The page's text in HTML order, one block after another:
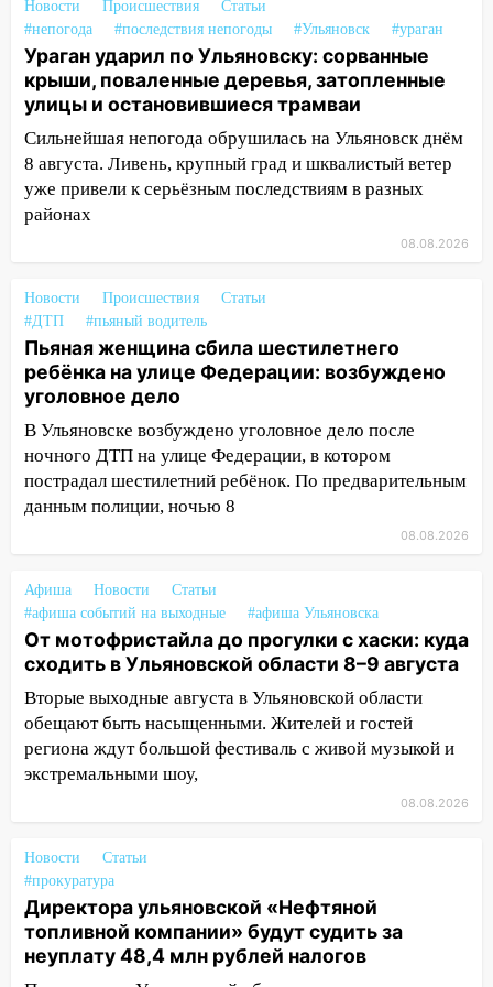
строящегося дома
13:54 В мэрии Ульяновска рассказали,
как устраняют последствия мощного
шторма
13:49 Стихия продолжает крушить
Ульяновск: дерево рухнуло на дом на
Орджоникидзе
13:46
Сильный ветер сорвал крышу с
СТО на проспекте Созидателей
13:35 Непогода продолжает бить по
транспорту: в Ульяновске трамвай
сошёл с рельсов
13:22 Упавшие деревья перекрыли
дороги в Ульяновске: фото
13:17 Непогода в Ульяновске не
13:15 Трижды «брал в долг» без спроса:
житель Вешкаймского района похитил у
знакомого 191 тысячу рублей
13:14 Ураган оторвал светофор на
проспекте Филатова в Ульяновске
13:12
Дерево пробило крышу дома на
Новгородской в Ульяновске и рухнуло
13:10
В Заволжском районе дерево
упало во дворе
13:08 Ураган ударил по Ульяновску:
сорванные крыши, поваленные деревья,
затопленные улицы и остановившиеся
Новости Происшествия
Статьи
#непогода
#последствия непогоды #Ульяновск #ураган
Ураган ударил по Ульяновску: сорванные
крыши, поваленные деревья, затопленные
улицы и остановившиеся трамваи
Сильнейшая непогода обрушилась на Ульяновск днём
8 августа. Ливень, крупный град и шквалистый ветер
уже привели к серьёзным последствиям в разных
районах
08.08.2026
Новости Происшествия
Статьи
#ДТП
#пьяный водитель
Пьяная женщина сбила шестилетнего
ребёнка на улице Федерации: возбуждено
уголовное дело
В Ульяновске возбуждено уголовное дело после
ночного ДТП на улице Федерации, в котором
пострадал шестилетний ребёнок. По предварительным
данным полиции, ночью 8
08.08.2026
Афиша Новости
Статьи
#афиша событий на выходные
#афиша Ульяновска
От мотофристайла до прогулки с хаски: куда
сходить в Ульяновской области 8–9 августа
Вторые выходные августа в Ульяновской области
обещают быть насыщенными. Жителей и гостей
региона ждут большой фестиваль с живой музыкой и
экстремальными шоу,
08.08.2026
Новости
Статьи
#прокуратура
Директора ульяновской «Нефтяной
топливной компании» будут судить за
неуплату 48,4 млн рублей налогов